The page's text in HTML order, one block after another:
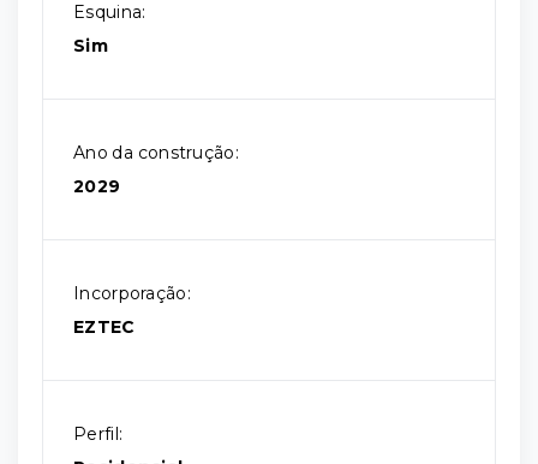
Esquina:
Sim
Ano da construção:
2029
Incorporação:
EZTEC
Perfil: